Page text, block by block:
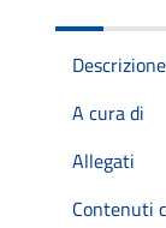
Descrizione
A cura di
Allegati
Contenuti